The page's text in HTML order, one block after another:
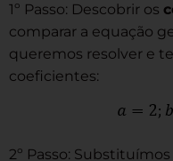
1º Passo: Descobrir os
comparar a equação
queremos resolver e
coeficientes:
2º Passo: